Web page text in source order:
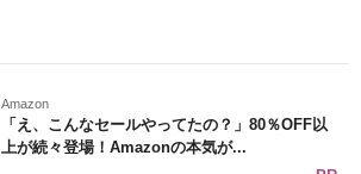
Amazon
「え、こんなセールやってたの？」80％OFF以
上が続々登場！Amazonの本気が...